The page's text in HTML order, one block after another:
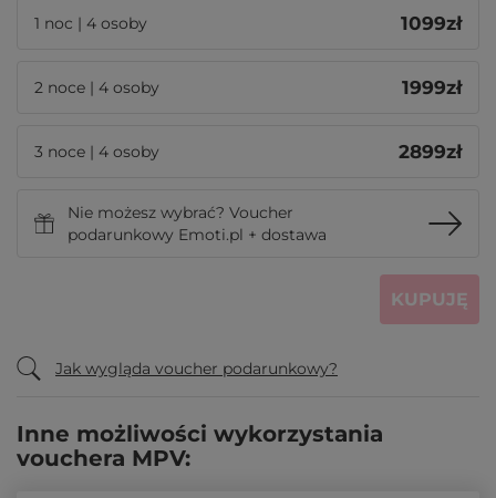
1 noc | 4 osoby 1099zł
2 noce | 4 osoby 1999zł
3 noce | 4 osoby 2899zł
Nie możesz wybrać? Voucher
podarunkowy Emoti.pl + dostawa
KUPUJĘ
Jak wygląda voucher podarunkowy?
Inne możliwości wykorzystania
vouchera MPV: